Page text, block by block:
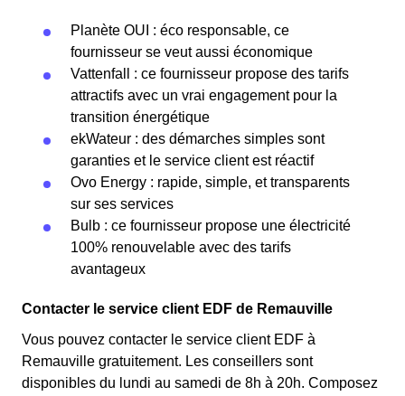
Planète OUI : éco responsable, ce
fournisseur se veut aussi économique
Vattenfall : ce fournisseur propose des tarifs
attractifs avec un vrai engagement pour la
transition énergétique
ekWateur : des démarches simples sont
garanties et le service client est réactif
Ovo Energy : rapide, simple, et transparents
sur ses services
Bulb : ce fournisseur propose une électricité
100% renouvelable avec des tarifs
avantageux
Contacter le service client EDF de Remauville
Vous pouvez contacter le service client EDF à
Remauville gratuitement. Les conseillers sont
disponibles du lundi au samedi de 8h à 20h. Composez